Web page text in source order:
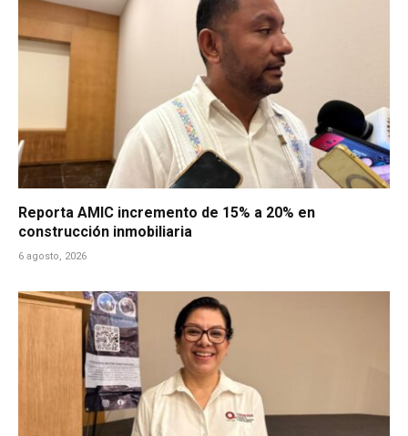
Reporta AMIC incremento de 15% a 20% en
construcción inmobiliaria
6 agosto, 2026